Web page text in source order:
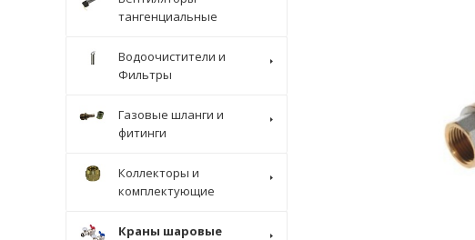
тангенциальные
Водоочистители и
Фильтры
Газовые шланги и
фитинги
Коллекторы и
комплектующие
Краны шаровые